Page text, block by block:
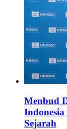
Menbud
Sejarah